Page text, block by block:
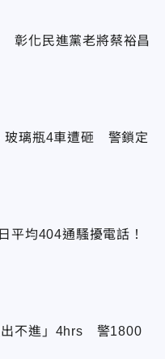
彰化民進黨老將蔡裕昌
玻璃瓶4車遭砸 警鎖定
平均404通騷擾電話！
出不進」4hrs 警1800